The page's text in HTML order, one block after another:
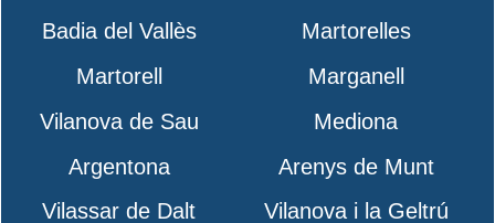
Badia del Vallès
Martorelles
Martorell
Marganell
Vilanova de Sau
Mediona
Argentona
Arenys de Munt
Vilassar de Dalt
Vilanova i la Geltrú